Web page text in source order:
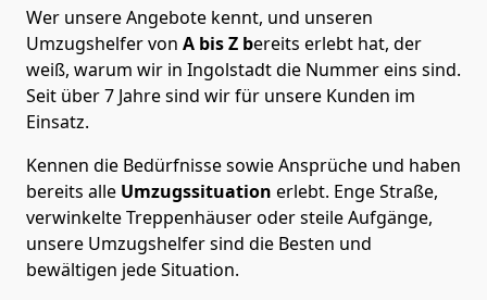
Wer unsere Angebote kennt, und unseren
Umzugshelfer von A bis Z bereits erlebt hat, der
weiß, warum wir in Ingolstadt die Nummer eins sind.
Seit über 7 Jahre sind wir für unsere Kunden im
Einsatz.
Kennen die Bedürfnisse sowie Ansprüche und haben
bereits alle Umzugssituation erlebt. Enge Straße,
verwinkelte Treppenhäuser oder steile Aufgänge,
unsere Umzugshelfer sind die Besten und
bewältigen jede Situation.